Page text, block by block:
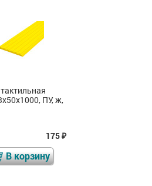
ПУ, ж,
175₽
В корзину